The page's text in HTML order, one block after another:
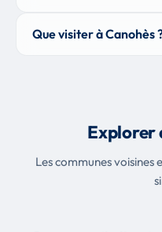
Que visiter à Canohès
Explorer
Les communes